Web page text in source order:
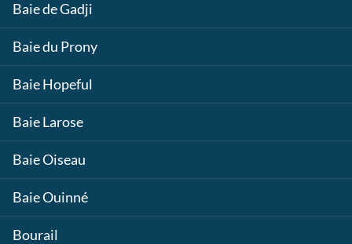
Baie de Gadji
Baie du Prony
Baie Hopeful
Baie Larose
Baie Oiseau
Baie Ouinné
Bourail